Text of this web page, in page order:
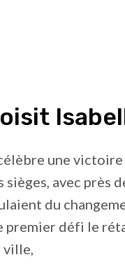
une victoire
avec près
du
défi le